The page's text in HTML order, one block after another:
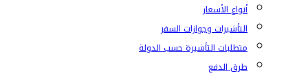
أنواع الأسعار
التأشيرات وجوازات السفر
متطلبات التأشيرة حسب الدولة
طرق الدفع